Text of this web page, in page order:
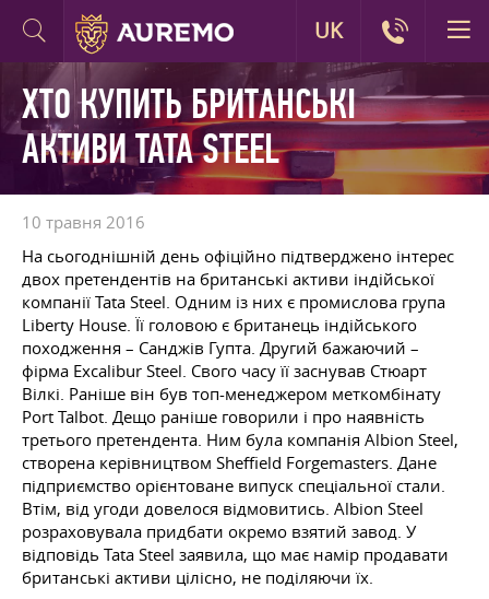
ХТО КУПИТЬ БРИТАНСЬКІ
АКТИВИ TATA STEEL
10 травня 2016
На сьогоднішній день офіційно підтверджено інтерес
двох претендентів на британські активи індійської
компанії Tata Steel. Одним із них є промислова група
Liberty House. Її головою є британець індійського
походження – Санджів Гупта. Другий бажаючий –
фірма Excalibur Steel. Свого часу її заснував Стюарт
Вілкі. Раніше він був топ-менеджером меткомбінату
Port Talbot. Дещо раніше говорили і про наявність
третього претендента. Ним була компанія Albion Steel,
створена керівництвом Sheffield Forgemasters. Дане
підприємство орієнтоване випуск спеціальної стали.
Втім, від угоди довелося відмовитись. Albion Steel
розраховувала придбати окремо взятий завод. У
відповідь Tata Steel заявила, що має намір продавати
британські активи цілісно, не поділяючи їх.
UK